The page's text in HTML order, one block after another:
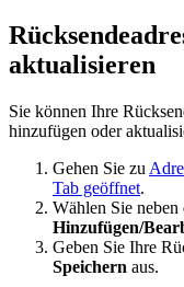
aktualisieren
Sie können Ihre
hinzufügen oder
Gehen Sie zu
Tab geöffnet.
Wählen Sie neben
Hinzufügen/
Geben Sie Ihre
Speichern aus.